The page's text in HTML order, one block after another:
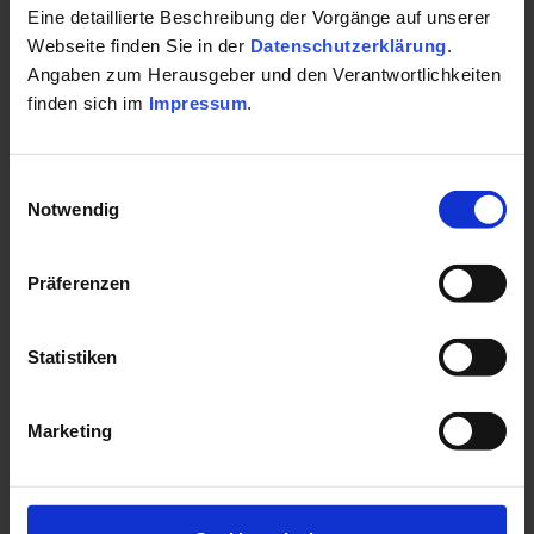
Eine detaillierte Beschreibung der Vorgänge auf unserer
Webseite finden Sie in der Datenschutzerklärung.
Angaben zum Herausgeber und den Verantwortlichkeiten
finden sich im Impressum.
Notwendig
Präferenzen
Statistiken
Marketing
verrät es.
00:00
18:23
Wandern im Heilklima - gut